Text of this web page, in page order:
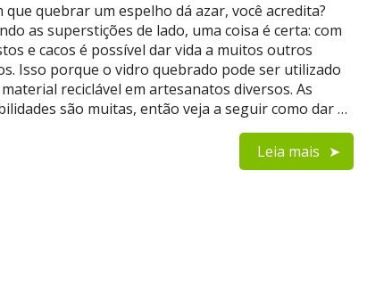
que quebrar um espelho dá azar, você acredita?
as superstições de lado, uma coisa é certa: com
e cacos é possível dar vida a muitos outros
Isso porque o vidro quebrado pode ser utilizado
reciclável em artesanatos diversos. As
são muitas, então veja a seguir como dar …
Leia mais